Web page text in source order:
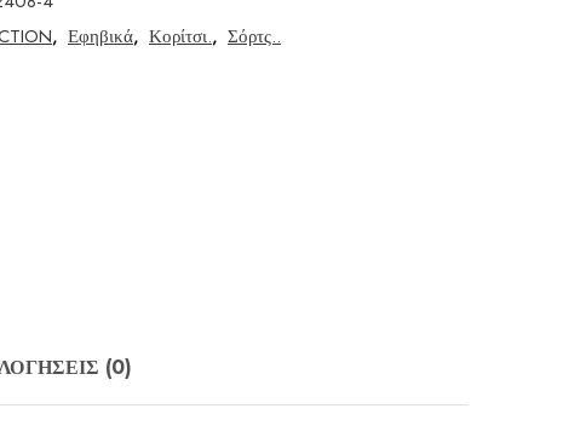
, Εφηβικά, Κορίτσι., Σόρτς..
(0)